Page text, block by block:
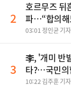
2
호르무즈 뒤
파…“합의해
03:01 정인균 기자
3
李, '개미 반
타?…국민
10:22 김주훈 기자